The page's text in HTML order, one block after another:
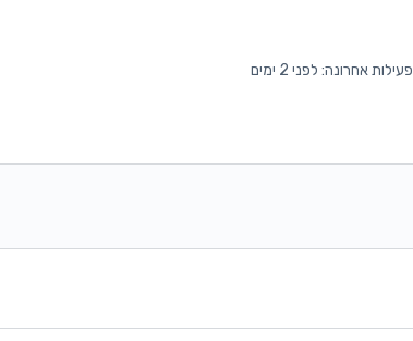
פעילות אחרונה: לפני 2 ימים